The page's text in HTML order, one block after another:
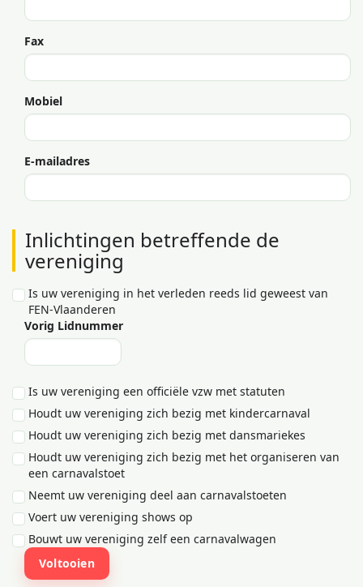
Fax
Mobiel
E-mailadres
Inlichtingen betreffende de
vereniging
Is uw vereniging in het verleden reeds lid geweest van
FEN-Vlaanderen
Vorig Lidnummer
Is uw vereniging een officiële vzw met statuten
Houdt uw vereniging zich bezig met kindercarnaval
Houdt uw vereniging zich bezig met dansmariekes
Houdt uw vereniging zich bezig met het organiseren van
een carnavalstoet
Neemt uw vereniging deel aan carnavalstoeten
Voert uw vereniging shows op
Bouwt uw vereniging zelf een carnavalwagen